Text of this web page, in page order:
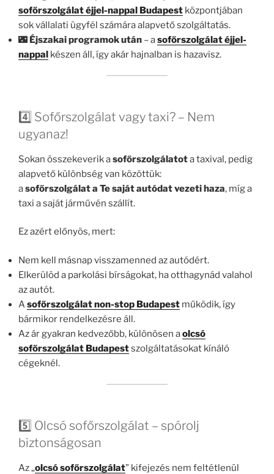
sofőrszolgálat éjjel-nappal Budapest központjában
sok vállalati ügyfél számára alapvető szolgáltatás.
🌃 Éjszakai programok után – asofőrszolgálat éjjel-
nappal készen áll, így akár hajnalban is hazavisz.
4️⃣ Sofőrszolgálat vagy taxi? – Nem
ugyanaz!
Sokan összekeverik asofőrszolgálatota taxival, pedig
alapvető különbség van közöttük:
asofőrszolgálata Te saját autódat vezeti haza, míg a
taxi a saját járművén szállít.
Ez azért előnyös, mert:
Nem kell másnap visszamenned az autódért.
Elkerülöd a parkolási bírságokat, ha otthagynád valahol
az autót.
Asofőrszolgálat non-stop Budapest működik, így
bármikor rendelkezésre áll.
Az ár gyakran kedvezőbb, különösen aolcsó
sofőrszolgálat Budapestszolgáltatásokat kínáló
cégeknél.
5️⃣ Olcsó sofőrszolgálat – spórolj
biztonságosan
Az „olcsó sofőrszolgálat” kifejezés nem feltétlenül